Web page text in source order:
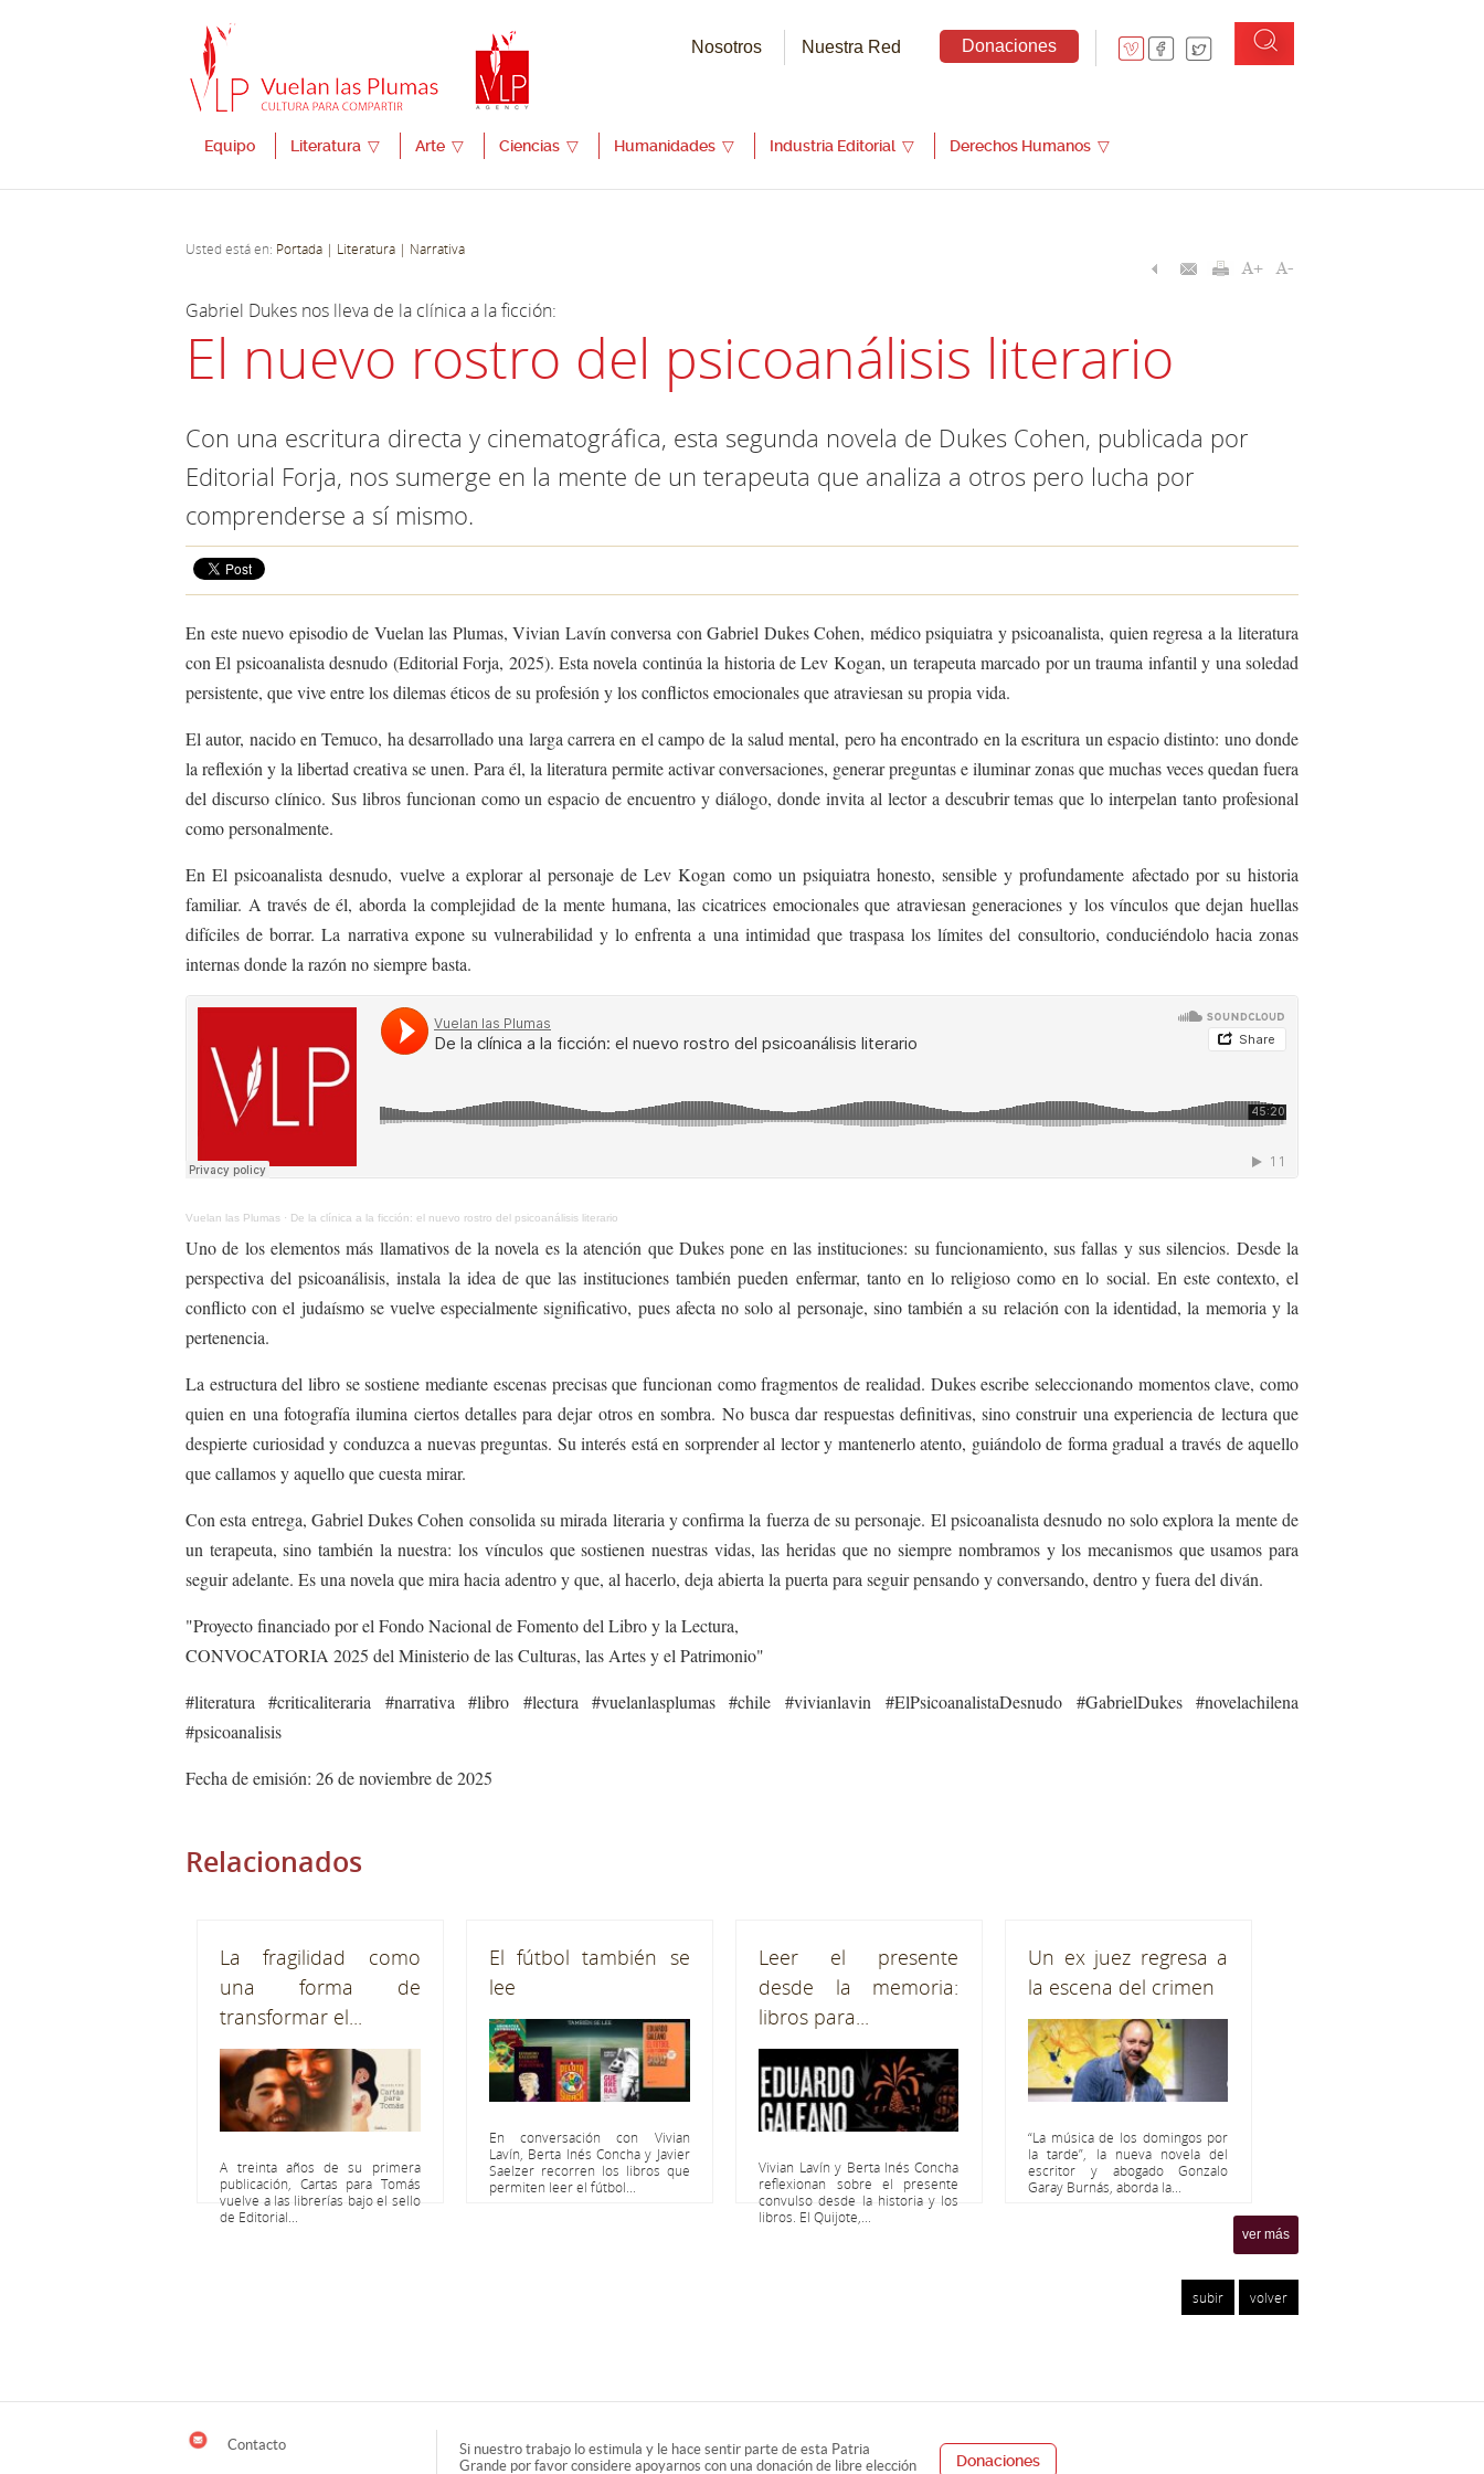
Nosotros Nuestra Red Donaciones
Equipo Literatura ▽ Arte ▽ Ciencias ▽ Humanidades ▽ Industria Editorial ▽ Derechos Humanos ▽
Usted está en: Portada | Literatura | Narrativa
Gabriel Dukes nos lleva de la clínica a la ficción:
El nuevo rostro del psicoanálisis literario
Con una escritura directa y cinematográfica, esta segunda novela de Dukes Cohen, publicada por
Editorial Forja, nos sumerge en la mente de un terapeuta que analiza a otros pero lucha por
comprenderse a sí mismo.
En este nuevo episodio de Vuelan las Plumas, Vivian Lavín conversa con Gabriel Dukes Cohen, médico psiquiatra y psicoanalista, quien regresa a la literatura
con El psicoanalista desnudo (Editorial Forja, 2025). Esta novela continúa la historia de Lev Kogan, un terapeuta marcado por un trauma infantil y una soledad
persistente, que vive entre los dilemas éticos de su profesión y los conflictos emocionales que atraviesan su propia vida.
El autor, nacido en Temuco, ha desarrollado una larga carrera en el campo de la salud mental, pero ha encontrado en la escritura un espacio distinto: uno donde
la reflexión y la libertad creativa se unen. Para él, la literatura permite activar conversaciones, generar preguntas e iluminar zonas que muchas veces quedan fuera
del discurso clínico. Sus libros funcionan como un espacio de encuentro y diálogo, donde invita al lector a descubrir temas que lo interpelan tanto profesional
como personalmente.
En El psicoanalista desnudo, vuelve a explorar al personaje de Lev Kogan como un psiquiatra honesto, sensible y profundamente afectado por su historia
familiar. A través de él, aborda la complejidad de la mente humana, las cicatrices emocionales que atraviesan generaciones y los vínculos que dejan huellas
difíciles de borrar. La narrativa expone su vulnerabilidad y lo enfrenta a una intimidad que traspasa los límites del consultorio, conduciéndolo hacia zonas
internas donde la razón no siempre basta.
Vuelan las Plumas · De la clínica a la ficción: el nuevo rostro del psicoanálisis literario
Uno de los elementos más llamativos de la novela es la atención que Dukes pone en las instituciones: su funcionamiento, sus fallas y sus silencios. Desde la
perspectiva del psicoanálisis, instala la idea de que las instituciones también pueden enfermar, tanto en lo religioso como en lo social. En este contexto, el
conflicto con el judaísmo se vuelve especialmente significativo, pues afecta no solo al personaje, sino también a su relación con la identidad, la memoria y la
pertenencia.
La estructura del libro se sostiene mediante escenas precisas que funcionan como fragmentos de realidad. Dukes escribe seleccionando momentos clave, como
quien en una fotografía ilumina ciertos detalles para dejar otros en sombra. No busca dar respuestas definitivas, sino construir una experiencia de lectura que
despierte curiosidad y conduzca a nuevas preguntas. Su interés está en sorprender al lector y mantenerlo atento, guiándolo de forma gradual a través de aquello
que callamos y aquello que cuesta mirar.
Con esta entrega, Gabriel Dukes Cohen consolida su mirada literaria y confirma la fuerza de su personaje. El psicoanalista desnudo no solo explora la mente de
un terapeuta, sino también la nuestra: los vínculos que sostienen nuestras vidas, las heridas que no siempre nombramos y los mecanismos que usamos para
seguir adelante. Es una novela que mira hacia adentro y que, al hacerlo, deja abierta la puerta para seguir pensando y conversando, dentro y fuera del diván.
"Proyecto financiado por el Fondo Nacional de Fomento del Libro y la Lectura,
CONVOCATORIA 2025 del Ministerio de las Culturas, las Artes y el Patrimonio"
#literatura #criticaliteraria #narrativa #libro #lectura #vuelanlasplumas #chile #vivianlavin #ElPsicoanalistaDesnudo #GabrielDukes #novelachilena
#psicoanalisis
Fecha de emisión: 26 de noviembre de 2025
Relacionados
La fragilidad como
una forma de
transformar el...
A treinta años de su primera
publicación, Cartas para Tomás
vuelve a las librerías bajo el sello
de Editorial...
El fútbol también se
lee
En conversación con Vivian
Lavín, Berta Inés Concha y Javier
Saelzer recorren los libros que
permiten leer el fútbol...
Leer el presente
desde la memoria:
libros para...
Vivian Lavín y Berta Inés Concha
reflexionan sobre el presente
convulso desde la historia y los
libros. El Quijote,...
Un ex juez regresa a
la escena del crimen
“La música de los domingos por
la tarde”, la nueva novela del
escritor y abogado Gonzalo
Garay Burnás, aborda la...
ver más
subir volver
Contacto
Si nuestro trabajo lo estimula y le hace sentir parte de esta Patria
Grande por favor considere apoyarnos con una donación de libre elección
Donaciones